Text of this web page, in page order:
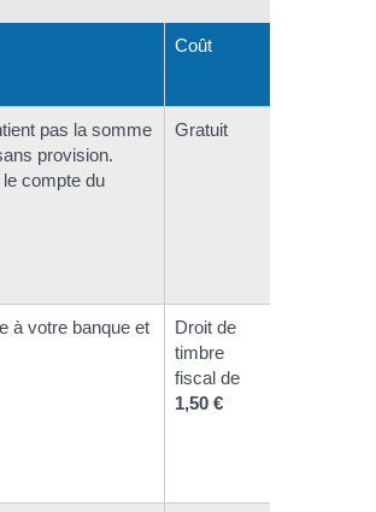
Coût
pas la somme
provision.
compte du
Gratuit
à votre banque et
Droit de
timbre
fiscal de
1,50 €